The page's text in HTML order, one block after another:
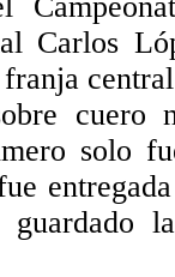
Carlos
cuero
solo